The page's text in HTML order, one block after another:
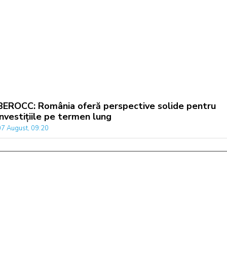
România oferă perspective solide pentru
pe termen lung
August, 09:20